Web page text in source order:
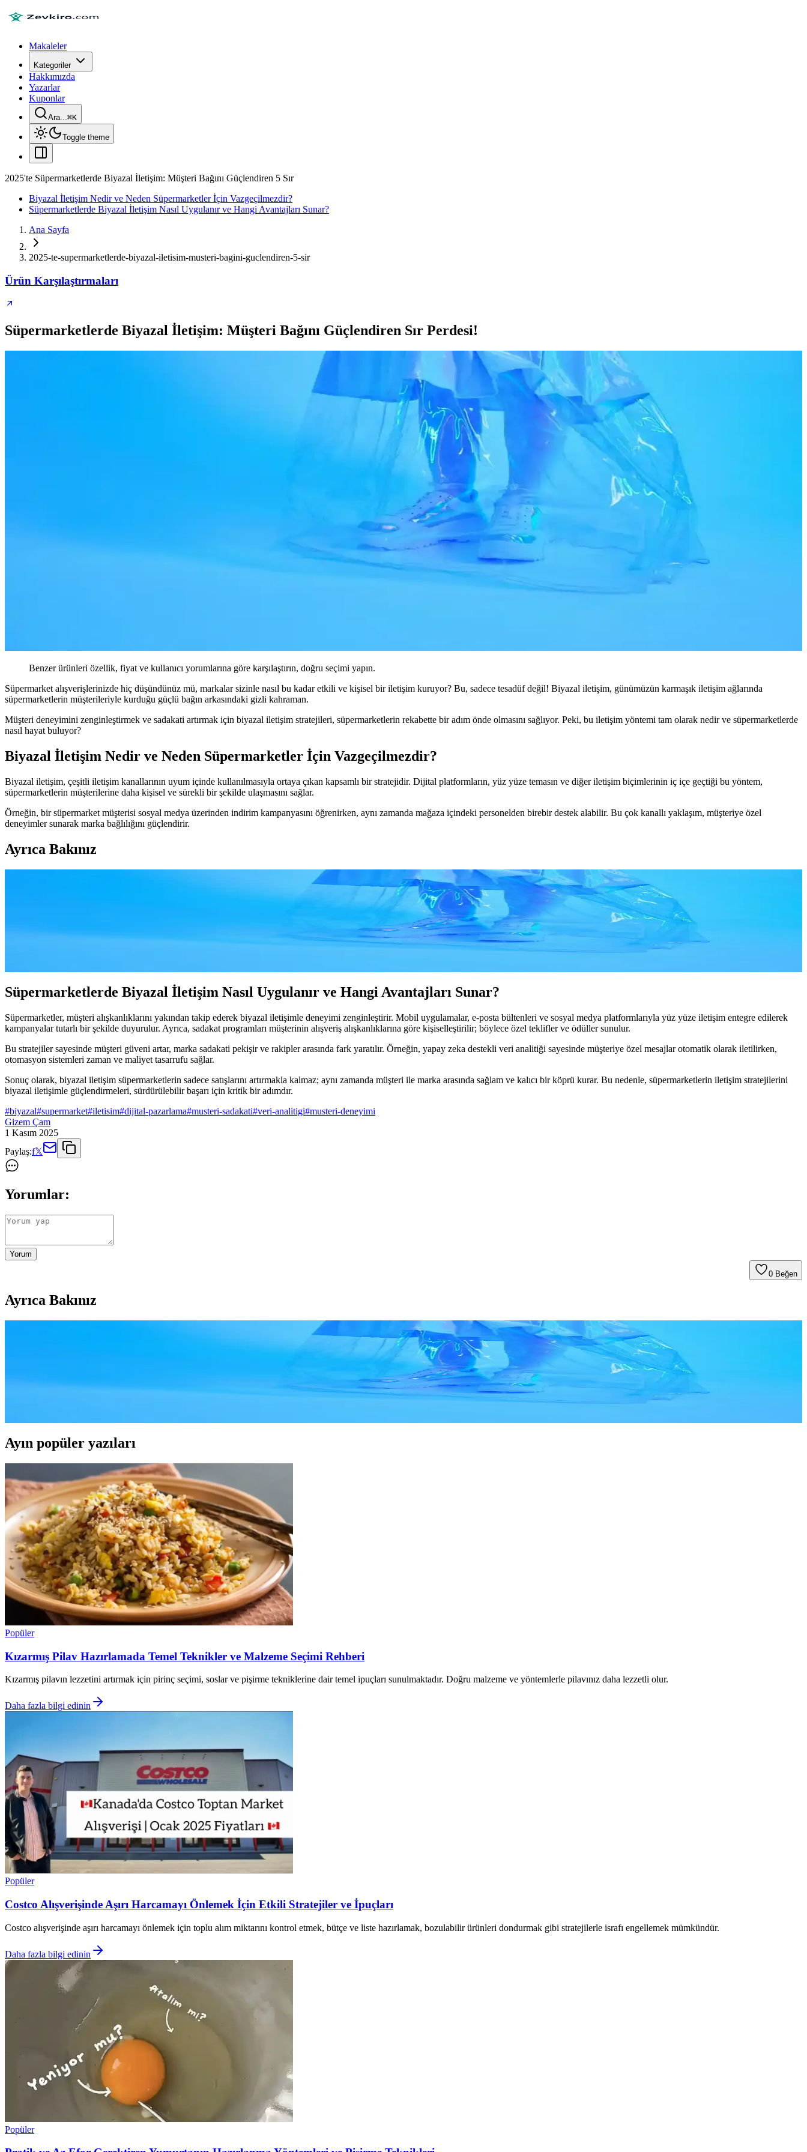
Makaleler
Kategoriler
Hakkımızda
Yazarlar
Kuponlar
Ara...⌘K
Toggle theme
2025'te Süpermarketlerde Biyazal İletişim: Müşteri Bağını Güçlendiren 5 Sır
Biyazal İletişim Nedir ve Neden Süpermarketler İçin Vazgeçilmezdir?
Süpermarketlerde Biyazal İletişim Nasıl Uygulanır ve Hangi Avantajları Sunar?
Ana Sayfa
2025-te-supermarketlerde-biyazal-iletisim-musteri-bagini-guclendiren-5-sir
Ürün Karşılaştırmaları
Süpermarketlerde Biyazal İletişim: Müşteri Bağını Güçlendiren Sır Perdesi!
Benzer ürünleri özellik, fiyat ve kullanıcı yorumlarına göre karşılaştırın, doğru seçimi yapın.
Süpermarket alışverişlerinizde hiç düşündünüz mü, markalar sizinle nasıl bu kadar etkili ve kişisel bir iletişim kuruyor? Bu, sadece tesadüf değil! Biyazal iletişim, günümüzün karmaşık iletişim ağlarında
süpermarketlerin müşterileriyle kurduğu güçlü bağın arkasındaki gizli kahraman.
Müşteri deneyimini zenginleştirmek ve sadakati artırmak için biyazal iletişim stratejileri, süpermarketlerin rekabette bir adım önde olmasını sağlıyor. Peki, bu iletişim yöntemi tam olarak nedir ve süpermarketlerde
nasıl hayat buluyor?
Biyazal İletişim Nedir ve Neden Süpermarketler İçin Vazgeçilmezdir?
Biyazal iletişim, çeşitli iletişim kanallarının uyum içinde kullanılmasıyla ortaya çıkan kapsamlı bir stratejidir. Dijital platformların, yüz yüze temasın ve diğer iletişim biçimlerinin iç içe geçtiği bu yöntem,
süpermarketlerin müşterilerine daha kişisel ve sürekli bir şekilde ulaşmasını sağlar.
Örneğin, bir süpermarket müşterisi sosyal medya üzerinden indirim kampanyasını öğrenirken, aynı zamanda mağaza içindeki personelden birebir destek alabilir. Bu çok kanallı yaklaşım, müşteriye özel
deneyimler sunarak marka bağlılığını güçlendirir.
Ayrıca Bakınız
2025'te Süpermarketlerde Biyazal İletişim: Müşteri Bağını Güçlendiren 5 Sır
Süpermarketlerde biyazal iletişimle müşteri bağlılığını artırın, kişiselleştirilmiş deneyimi keşfedin. Hemen detayları öğrenin!
Biyazal İletişim ve Süpermarketlerde Modern İletişim Stratejileri
Süpermarketlerde Biyazal İletişim Nasıl Uygulanır ve Hangi Avantajları Sunar?
Süpermarketler, müşteri alışkanlıklarını yakından takip ederek biyazal iletişimle deneyimi zenginleştirir. Mobil uygulamalar, e-posta bültenleri ve sosyal medya platformlarıyla yüz yüze iletişim entegre edilerek
kampanyalar tutarlı bir şekilde duyurulur. Ayrıca, sadakat programları müşterinin alışveriş alışkanlıklarına göre kişiselleştirilir; böylece özel teklifler ve ödüller sunulur.
Bu stratejiler sayesinde müşteri güveni artar, marka sadakati pekişir ve rakipler arasında fark yaratılır. Örneğin, yapay zeka destekli veri analitiği sayesinde müşteriye özel mesajlar otomatik olarak iletilirken,
otomasyon sistemleri zaman ve maliyet tasarrufu sağlar.
Sonuç olarak, biyazal iletişim süpermarketlerin sadece satışlarını artırmakla kalmaz; aynı zamanda müşteri ile marka arasında sağlam ve kalıcı bir köprü kurar. Bu nedenle, süpermarketlerin iletişim stratejilerini
biyazal iletişimle güçlendirmeleri, sürdürülebilir başarı için kritik bir adımdır.
#biyazal#supermarket#iletisim#dijital-pazarlama#musteri-sadakati#veri-analitigi#musteri-deneyimi
Gizem Çam
1 Kasım 2025
Paylaş:f𝕏
Yorumlar:
Yorum
0 Beğen
Ayrıca Bakınız
2025'te Süpermarketlerde Biyazal İletişim: Müşteri Bağını Güçlendiren 5 Sır
Süpermarketlerde biyazal iletişimle müşteri bağlılığını artırın, kişiselleştirilmiş deneyimi keşfedin. Hemen detayları öğrenin!
Biyazal İletişim ve Süpermarketlerde Modern İletişim Stratejileri
Ayın popüler yazıları
Popüler
Kızarmış Pilav Hazırlamada Temel Teknikler ve Malzeme Seçimi Rehberi
Kızarmış pilavın lezzetini artırmak için pirinç seçimi, soslar ve pişirme tekniklerine dair temel ipuçları sunulmaktadır. Doğru malzeme ve yöntemlerle pilavınız daha lezzetli olur.
Daha fazla bilgi edinin
Popüler
Costco Alışverişinde Aşırı Harcamayı Önlemek İçin Etkili Stratejiler ve İpuçları
Costco alışverişinde aşırı harcamayı önlemek için toplu alım miktarını kontrol etmek, bütçe ve liste hazırlamak, bozulabilir ürünleri dondurmak gibi stratejilerle israfı engellemek mümkündür.
Daha fazla bilgi edinin
Popüler